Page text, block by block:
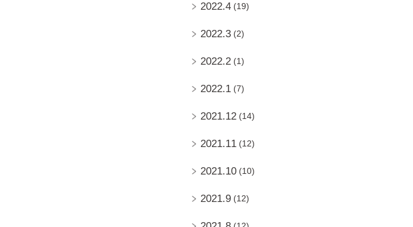
2022.4 (19)
2022.3 (2)
2022.2 (1)
2022.1 (7)
2021.12 (14)
2021.11 (12)
2021.10 (10)
2021.9 (12)